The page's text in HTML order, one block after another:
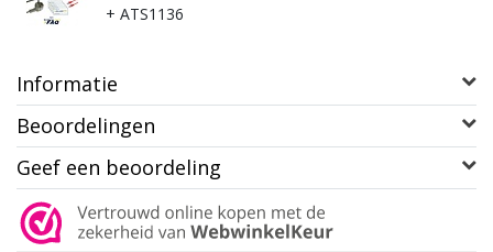
+ ATS1136
Informatie
Beoordelingen
Geef een beoordeling